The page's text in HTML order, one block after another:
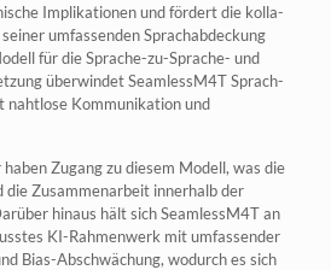
Impli­ka­tio­nen und för­dert die kol­la­
umfas­sen­den Sprach­ab­de­ckung
für die Spra­che-zu-Spra­che- und
über­win­det SeamlessM4T Sprach­
naht­lo­se Kom­mu­ni­ka­ti­on und
Zugang zu die­sem Modell, was die
die Zusam­men­ar­beit inner­halb der
hin­aus hält sich SeamlessM4T an
KI-Rah­men­werk mit umfas­sen­der
Bias-Abschwä­chung, wodurch es sich